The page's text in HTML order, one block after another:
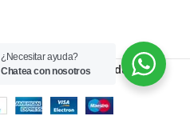
SENDBOX2026Tienda
¿Necesitar ayuda?
Chatea con nosotros